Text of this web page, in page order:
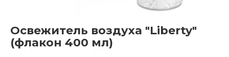
Освежитель воздуха "Liberty"
(флакон 400 мл)